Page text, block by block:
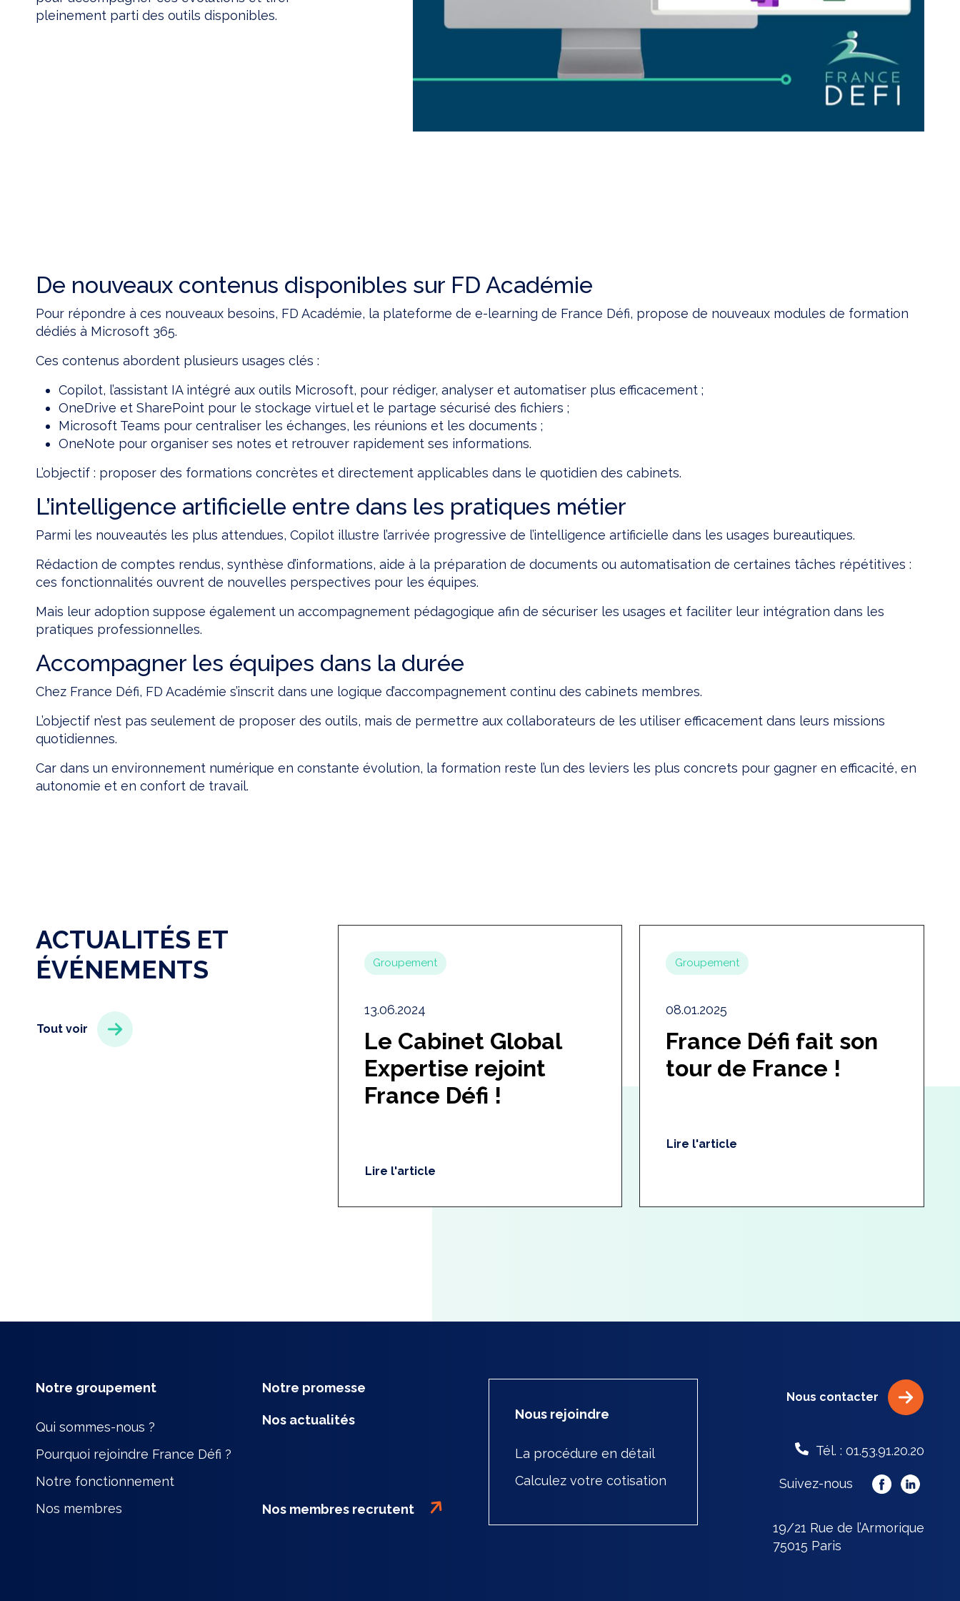
pleinement parti des outils disponibles.
De nouveaux contenus disponibles sur FD Académie
Pour répondre à ces nouveaux besoins, FD Académie, la plateforme de e-learning de France Défi, propose de nouveaux modules de formation
dédiés à Microsoft 365.
Ces contenus abordent plusieurs usages clés :
Copilot, l’assistant IA intégré aux outils Microsoft, pour rédiger, analyser et automatiser plus efficacement ;
OneDrive et SharePoint pour le stockage virtuel et le partage sécurisé des fichiers ;
Microsoft Teams pour centraliser les échanges, les réunions et les documents ;
OneNote pour organiser ses notes et retrouver rapidement ses informations.
L’objectif : proposer des formations concrètes et directement applicables dans le quotidien des cabinets.
L’intelligence artificielle entre dans les pratiques métier
Parmi les nouveautés les plus attendues, Copilot illustre l’arrivée progressive de l’intelligence artificielle dans les usages bureautiques.
Rédaction de comptes rendus, synthèse d’informations, aide à la préparation de documents ou automatisation de certaines tâches répétitives :
ces fonctionnalités ouvrent de nouvelles perspectives pour les équipes.
Mais leur adoption suppose également un accompagnement pédagogique afin de sécuriser les usages et faciliter leur intégration dans les
pratiques professionnelles.
Accompagner les équipes dans la durée
Chez France Défi, FD Académie s’inscrit dans une logique d’accompagnement continu des cabinets membres.
L’objectif n’est pas seulement de proposer des outils, mais de permettre aux collaborateurs de les utiliser efficacement dans leurs missions
quotidiennes.
Car dans un environnement numérique en constante évolution, la formation reste l’un des leviers les plus concrets pour gagner en efficacité, en
autonomie et en confort de travail.
ACTUALITÉS ET
ÉVÉNEMENTS
Tout voir
Groupement
13.06.2024
Le Cabinet Global
Expertise rejoint
France Défi !
Lire l'article
Groupement
08.01.2025
France Défi fait son
tour de France !
Lire l'article
Notre groupement
Qui sommes-nous ?
Pourquoi rejoindre France Défi ?
Notre fonctionnement
Nos membres
Notre promesse
Nos actualités
Nos membres recrutent
Nous rejoindre
La procédure en détail
Calculez votre cotisation
Nous contacter
Tél. : 01.53.91.20.20
Suivez-nous
19/21 Rue de l’Armorique
75015 Paris